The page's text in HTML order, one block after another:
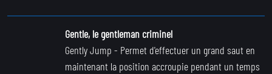
Gentle, le gentleman criminel
Gently Jump - Permet d'effectuer un grand saut en
maintenant la position accroupie pendant un temps